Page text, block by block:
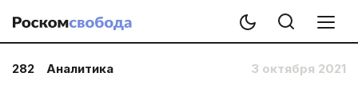
282 Аналитика 3 октября 2021